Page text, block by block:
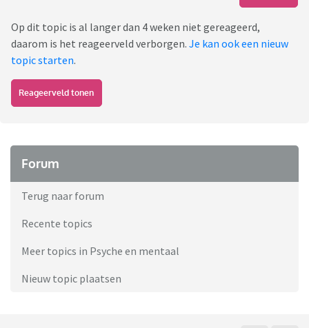
Op dit topic is al langer dan 4 weken niet gereageerd,
daarom is het reageerveld verborgen. Je kan ook een nieuw
topic starten.
Reageerveld tonen
Forum
Terug naar forum
Recente topics
Meer topics in Psyche en mentaal
Nieuw topic plaatsen